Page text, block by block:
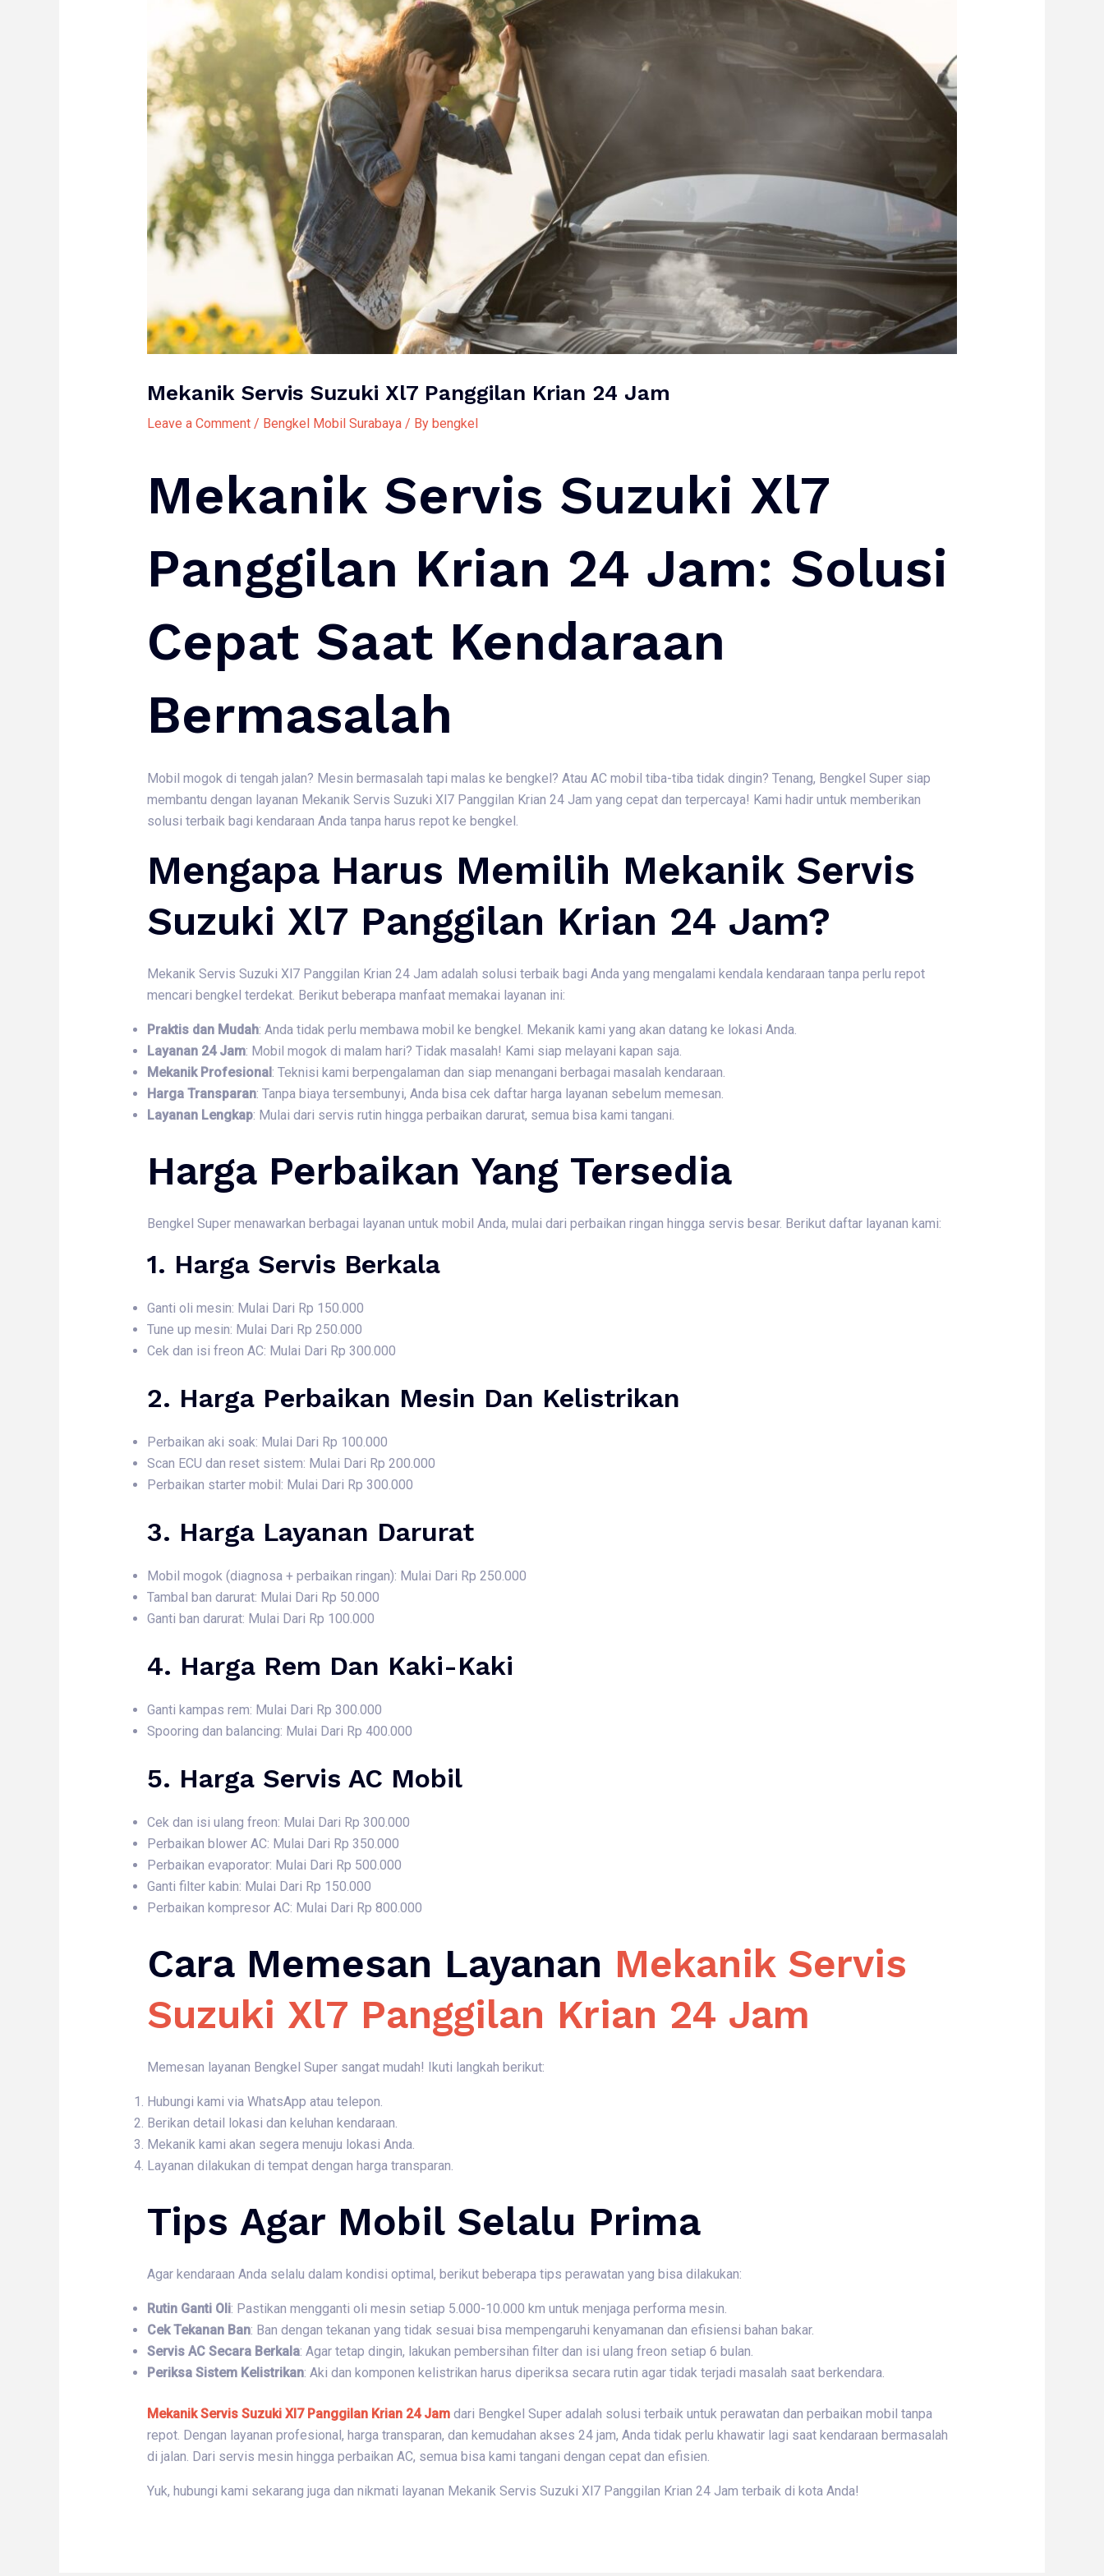
Mekanik Servis Suzuki Xl7 Panggilan Krian 24 Jam
Leave a Comment / Bengkel Mobil Surabaya/ By bengkel
Mekanik Servis Suzuki Xl7
Panggilan Krian 24 Jam: Solusi
Cepat Saat Kendaraan
Bermasalah
Mobil mogok di tengah jalan? Mesin bermasalah tapi malas ke bengkel? Atau AC mobil tiba-tiba tidak dingin? Tenang, Bengkel Super siap
membantu dengan layanan Mekanik Servis Suzuki Xl7 Panggilan Krian 24 Jam yang cepat dan terpercaya! Kami hadir untuk memberikan
solusi terbaik bagi kendaraan Anda tanpa harus repot ke bengkel.
Mengapa Harus Memilih Mekanik Servis
Suzuki Xl7 Panggilan Krian 24 Jam?
Mekanik Servis Suzuki Xl7 Panggilan Krian 24 Jam adalah solusi terbaik bagi Anda yang mengalami kendala kendaraan tanpa perlu repot
mencari bengkel terdekat. Berikut beberapa manfaat memakai layanan ini:
Praktis dan Mudah: Anda tidak perlu membawa mobil ke bengkel. Mekanik kami yang akan datang ke lokasi Anda.
Layanan 24 Jam: Mobil mogok di malam hari? Tidak masalah! Kami siap melayani kapan saja.
Mekanik Profesional : Teknisi kami berpengalaman dan siap menangani berbagai masalah kendaraan.
Harga Transparan: Tanpa biaya tersembunyi, Anda bisa cek daftar harga layanan sebelum memesan.
Layanan Lengkap: Mulai dari servis rutin hingga perbaikan darurat, semua bisa kami tangani.
Harga Perbaikan Yang Tersedia
Bengkel Super menawarkan berbagai layanan untuk mobil Anda, mulai dari perbaikan ringan hingga servis besar. Berikut daftar layanan kami:
1. Harga Servis Berkala
Ganti oli mesin: Mulai Dari Rp 150.000
Tune up mesin: Mulai Dari Rp 250.000
Cek dan isi freon AC: Mulai Dari Rp 300.000
2. Harga Perbaikan Mesin Dan Kelistrikan
Perbaikan aki soak: Mulai Dari Rp 100.000
Scan ECU dan reset sistem: Mulai Dari Rp 200.000
Perbaikan starter mobil: Mulai Dari Rp 300.000
3. Harga Layanan Darurat
Mobil mogok (diagnosa + perbaikan ringan): Mulai Dari Rp 250.000
Tambal ban darurat: Mulai Dari Rp 50.000
Ganti ban darurat: Mulai Dari Rp 100.000
4. Harga Rem Dan Kaki-Kaki
Ganti kampas rem: Mulai Dari Rp 300.000
Spooring dan balancing: Mulai Dari Rp 400.000
5. Harga Servis AC Mobil
Cek dan isi ulang freon: Mulai Dari Rp 300.000
Perbaikan blower AC: Mulai Dari Rp 350.000
Perbaikan evaporator: Mulai Dari Rp 500.000
Ganti filter kabin: Mulai Dari Rp 150.000
Perbaikan kompresor AC: Mulai Dari Rp 800.000
Cara Memesan Layanan Mekanik Servis
Suzuki Xl7 Panggilan Krian 24 Jam
Memesan layanan Bengkel Super sangat mudah! Ikuti langkah berikut:
Hubungi kami via WhatsApp atau telepon.
Berikan detail lokasi dan keluhan kendaraan.
Mekanik kami akan segera menuju lokasi Anda.
Layanan dilakukan di tempat dengan harga transparan.
Tips Agar Mobil Selalu Prima
Agar kendaraan Anda selalu dalam kondisi optimal, berikut beberapa tips perawatan yang bisa dilakukan:
Rutin Ganti Oli: Pastikan mengganti oli mesin setiap 5.000-10.000 km untuk menjaga performa mesin.
Cek Tekanan Ban: Ban dengan tekanan yang tidak sesuai bisa mempengaruhi kenyamanan dan efisiensi bahan bakar.
Servis AC Secara Berkala: Agar tetap dingin, lakukan pembersihan filter dan isi ulang freon setiap 6 bulan.
Periksa Sistem Kelistrikan: Aki dan komponen kelistrikan harus diperiksa secara rutin agar tidak terjadi masalah saat berkendara.
Mekanik Servis Suzuki Xl7 Panggilan Krian 24 Jamdari Bengkel Super adalah solusi terbaik untuk perawatan dan perbaikan mobil tanpa
repot. Dengan layanan profesional, harga transparan, dan kemudahan akses 24 jam, Anda tidak perlu khawatir lagi saat kendaraan bermasalah
di jalan. Dari servis mesin hingga perbaikan AC, semua bisa kami tangani dengan cepat dan efisien.
Yuk, hubungi kami sekarang juga dan nikmati layanan Mekanik Servis Suzuki Xl7 Panggilan Krian 24 Jam terbaik di kota Anda!